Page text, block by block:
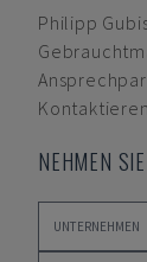
Philipp
NEHMEN